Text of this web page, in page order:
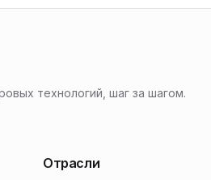
технологий, шаг за шагом.
Отрасли